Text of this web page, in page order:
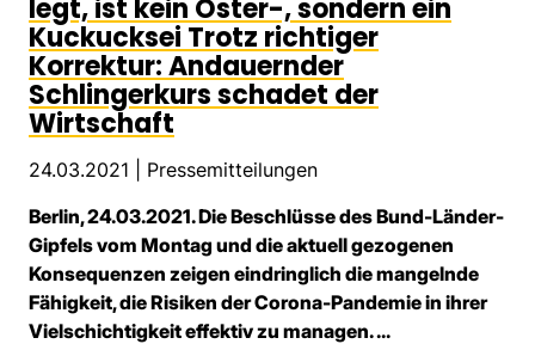
legt, ist kein Oster-, sondern ein
Kuckucksei Trotz richtiger
Korrektur: Andauernder
Schlingerkurs schadet der
Wirtschaft
24.03.2021 | Pressemitteilungen
Berlin, 24.03.2021. Die Beschlüsse des Bund-Länder-
Gipfels vom Montag und die aktuell gezogenen
Konsequenzen zeigen eindringlich die mangelnde
Fähigkeit, die Risiken der Corona-Pandemie in ihrer
Vielschichtigkeit effektiv zu managen. ...